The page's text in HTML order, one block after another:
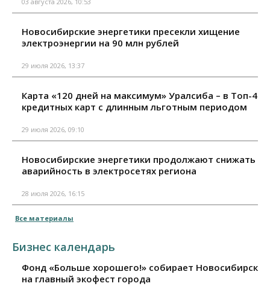
Новосибирские энергетики пресекли хищение
электроэнергии на 90 млн рублей
29 июля 2026, 13:37
Карта «120 дней на максимум» Уралсиба – в Топ-4
кредитных карт с длинным льготным периодом
29 июля 2026, 09:10
Новосибирские энергетики продолжают снижать
аварийность в электросетях региона
28 июля 2026, 16:15
Все материалы
Бизнес календарь
Фонд «Больше хорошего!» собирает Новосибирск
на главный экофест города